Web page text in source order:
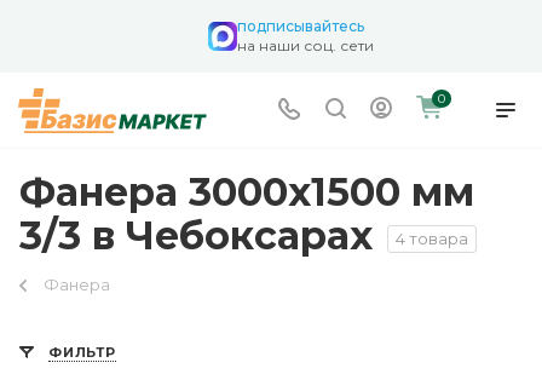
подписывайтесь
на наши соц. сети
0
Фанера 3000х1500 мм
3/3 в Чебоксарах
4 товара
Фанера
ФИЛЬТР